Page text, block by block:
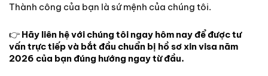
Thành công của bạn là sứ mệnh của chúng tôi.
👉 Hãy liên hệ với chúng tôi ngay hôm nay để được tư
vấn trực tiếp và bắt đầu chuẩn bị hồ sơ xin visa năm
2026 của bạn đúng hướng ngay từ đầu.